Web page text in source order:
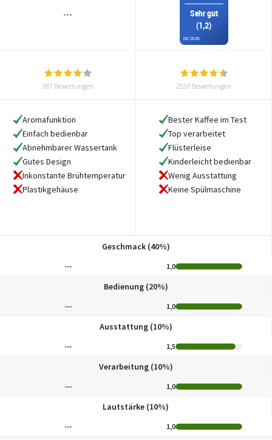
---
Sehr gut
(1,2)
06/2026
387 Bewertungen 2550 Bewertungen
Aromafunktion
Einfach bedienbar
Abnehmbarer Wassertank
Gutes Design
Inkonstante Brühtemperatur
Plastikgehäuse
Bester Kaffee im Test
Top verarbeitet
Flüsterleise
Kinderleicht bedienbar
Wenig Ausstattung
Keine Spülmaschine
Geschmack (40%)
--- 1,0
Bedienung (20%)
--- 1,0
Ausstattung (10%)
--- 1,5
Verarbeitung (10%)
--- 1,0
Lautstärke (10%)
--- 1,0